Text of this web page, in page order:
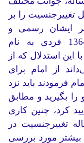
تغییر‌جنسیت را بر
ایشان رسمی و
رسانه‌ای نبود تا این‌که سال1364 فردی به نام
این استدلال که از
از امام برای
فرمودند باید نزد
را بگیرید و مطابق
کرد، چنین کاری
تغییر‌جنسیت در
مورد بررسی